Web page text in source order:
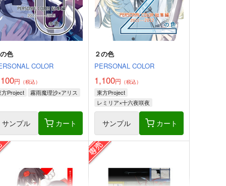
色
COLOR
円 （税込）
方Project 霧雨魔理沙×アリス
サンプル カート
２の色
PERSONAL COLOR
1,100円 （税込）
東方Project
レミリア×十六夜咲夜
サンプル カート